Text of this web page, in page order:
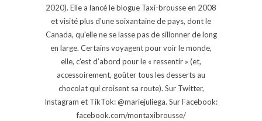
2020). Elle a lancé le blogue Taxi-brousse en 2008
et visité plus d'une soixantaine de pays, dont le
Canada, qu'elle ne se lasse pas de sillonner de long
en large. Certains voyagent pour voir le monde,
elle, c’est d’abord pour le « ressentir » (et,
accessoirement, goûter tous les desserts au
chocolat qui croisent sa route). Sur Twitter,
Instagram et TikTok: @mariejuliega. Sur Facebook:
facebook.com/montaxibrousse/